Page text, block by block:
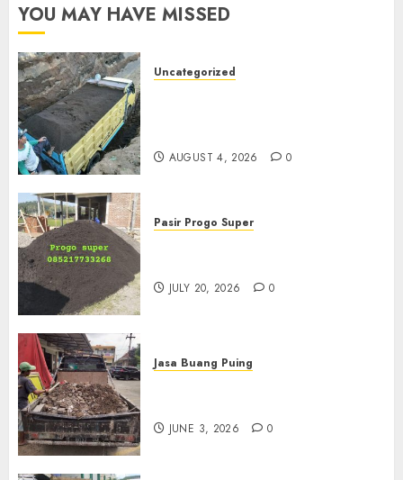
YOU MAY HAVE MISSED
Uncategorized
AUGUST 4, 2026 0
Pasir Progo Super
JULY 20, 2026 0
Jasa Buang Puing
JUNE 3, 2026 0